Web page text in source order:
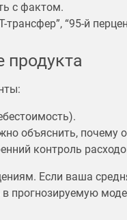
с фактом.
“95-й
продукта
объяснить, почему
контроль
Если ваша
прогнозируемую